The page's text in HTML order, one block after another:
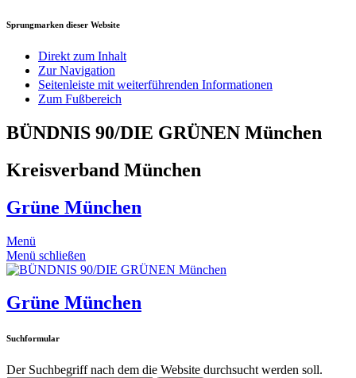
Sprungmarken dieser Website
Direkt zum Inhalt
Zur Navigation
Seitenleiste mit weiterführenden Informationen
Zum Fußbereich
BÜNDNIS 90/DIE GRÜNEN München
Kreisverband München
Grüne München
Menü
Menü schließen
Grüne München
Suchformular
Der Suchbegriff nach dem die Website durchsucht werden soll.